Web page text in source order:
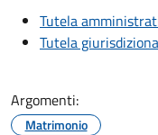
Tutela
Tutela
Argomenti:
Matrimonio